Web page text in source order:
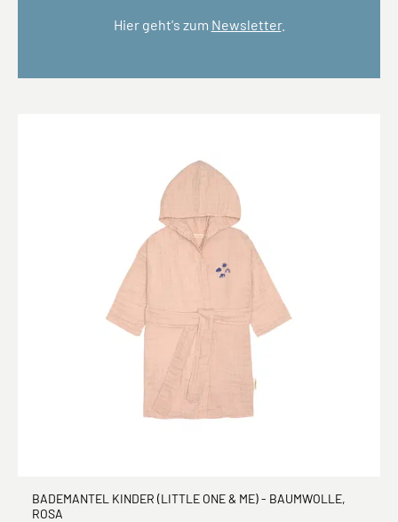
Hier geht's zum Newsletter.
BADEMANTEL KINDER (LITTLE ONE & ME) - BAUMWOLLE,
ROSA